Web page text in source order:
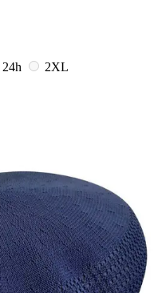
24h
2XL